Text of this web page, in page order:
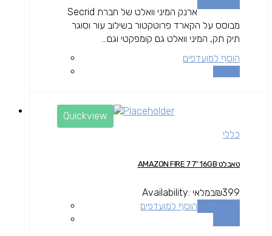
ארנק המיני וואלט של חברת Secrid
מבוסס על הקארד פרוטקטור בשילוב עור וסוגר
תיק תק, המיני וואלט גם קומפקטי וגם...
הוסף למועדפים
Quickview
כללי
טאבלט AMAZON FIRE 7 7″ 16GB
₪399
Availability: במלאי
הוסף למועדפים